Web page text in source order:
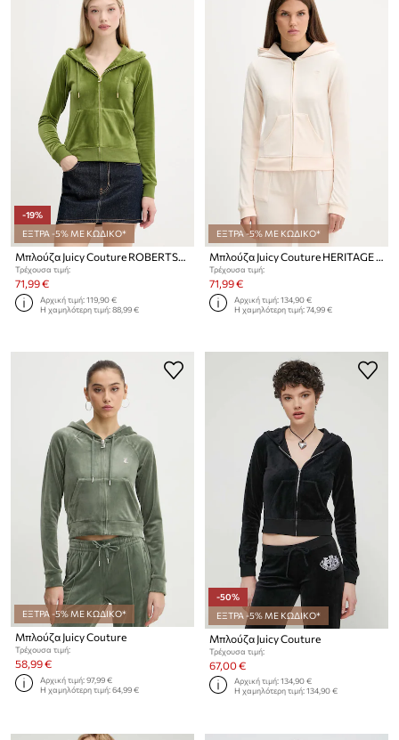
-19%
ΕΞΤΡΑ -5% ΜΕ ΚΩΔΙΚΟ*
Μπλούζα Juicy Couture ROBERTSON HOODIE
Τρέχουσα τιμή:
71,99 €
Αρχική τιμή:119,90 €
Η χαμηλότερη τιμή:88,99 €
ΕΞΤΡΑ -5% ΜΕ ΚΩΔΙΚΟ*
Μπλούζα Juicy Couture HERITAGE ROBYN HOODIE
Τρέχουσα τιμή:
71,99 €
Αρχική τιμή:134,90 €
Η χαμηλότερη τιμή:74,99 €
ΕΞΤΡΑ -5% ΜΕ ΚΩΔΙΚΟ*
Μπλούζα Juicy Couture
Τρέχουσα τιμή:
58,99 €
Αρχική τιμή:97,99 €
Η χαμηλότερη τιμή:64,99 €
-50%
ΕΞΤΡΑ -5% ΜΕ ΚΩΔΙΚΟ*
Μπλούζα Juicy Couture
Τρέχουσα τιμή:
67,00 €
Αρχική τιμή:134,90 €
Η χαμηλότερη τιμή:134,90 €